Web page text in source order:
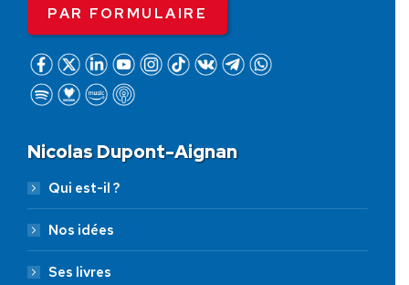
PAR FORMULAIRE
Nicolas Dupont-Aignan
Qui est-il ?
Nos idées
Ses livres